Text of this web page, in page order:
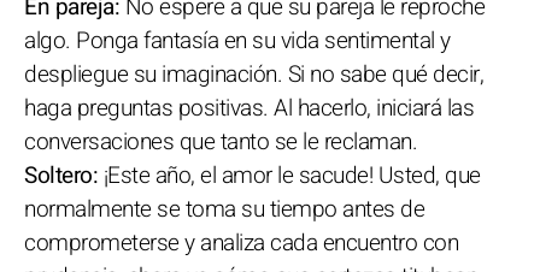
En pareja: No espere a que su pareja le reproche
algo. Ponga fantasía en su vida sentimental y
despliegue su imaginación. Si no sabe qué decir,
haga preguntas positivas. Al hacerlo, iniciará las
conversaciones que tanto se le reclaman.
Soltero: ¡Este año, el amor le sacude! Usted, que
normalmente se toma su tiempo antes de
comprometerse y analiza cada encuentro con